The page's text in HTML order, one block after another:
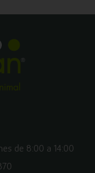
de 8:00 a 14:00